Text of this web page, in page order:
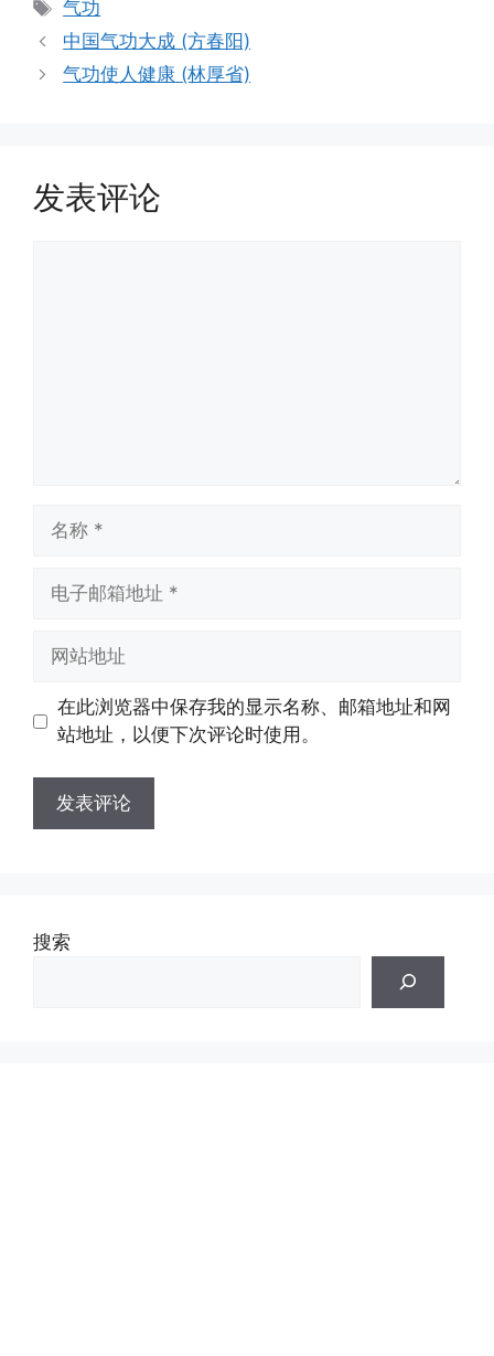
签
气功
中国气功大成 (方春阳)
气功使人健康 (林厚省)
发表评论
址
址
在此浏览器中保存我的显示名称、邮箱地址和网
站地址，以便下次评论时使用。
搜索